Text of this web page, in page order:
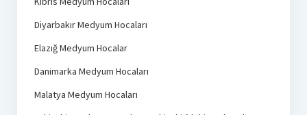
Diyarbakır Medyum Hocaları
Elazığ Medyum Hocalar
Danimarka Medyum Hocaları
Malatya Medyum Hocaları